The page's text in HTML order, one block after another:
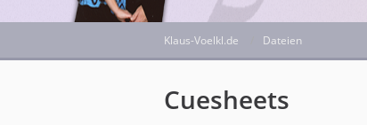
Klaus-Voelkl.de Dateien
Cuesheets